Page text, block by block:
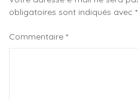
obligatoires sont indiqués avec *
Commentaire *